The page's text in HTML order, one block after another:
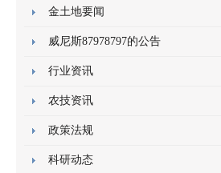
金土地要闻
威尼斯87978797的公告
行业资讯
农技资讯
政策法规
科研动态